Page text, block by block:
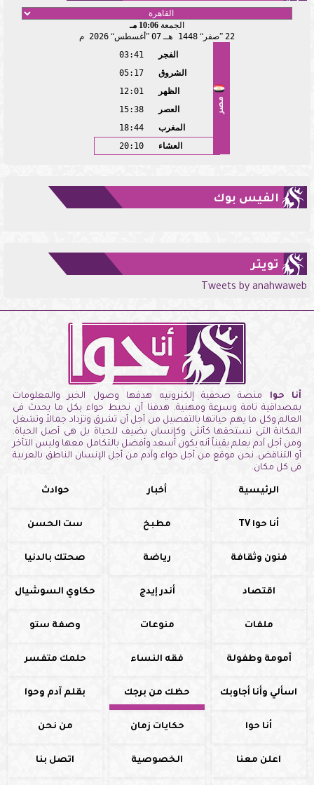
الجمعة 10:06 مـ
22 صفر 1448 هـ 07 أغسطس 2026 م
مصر
الفجر
03:41
الشروق
05:17
الظهر
12:01
العصر
15:38
المغرب
18:44
العشاء
20:10
الفيس بوك
تويتر
Tweets by anahwaweb
أنا حوا منصة صحفية إلكترونيه هدفها وصول الخبر والمعلومات
بمصداقية تامة وسرعة ومهنية. هدفنا أن نحيط حواء بكل ما يحدث فى
العالم وكل ما يهم حياتها بالتفصيل من أجل أن تشرق وتزداد جمالاً وتشغل
المكانة التى تستحقها كأنثى وكإنسان يضيف للحياة بل هى أصل الحياة.
ومن أجل آدم يعلم يقيناً أنه يكون أسعد وأفضل بالتكامل معها وليس التأخر
أو التناقض. نحن موقع من أجل حواء وآدم من أجل الإنسان الناطق بالعربية
فى كل مكان.
الرئيسية أخبار حوادث
أنا حوا TV مطبخ ست الحسن
فنون وثقافة رياضة صحتك بالدنيا
اقتصاد أندر إيدج حكاوي السوشيال
ملفات منوعات وصفة ستو
أمومة وطفولة فقه النساء حلمك متفسر
اسألي وأنا أجاوبك حظك من برجك بقلم آدم وحوا
أنا حوا حكايات زمان من نحن
اعلن معنا الخصوصية اتصل بنا